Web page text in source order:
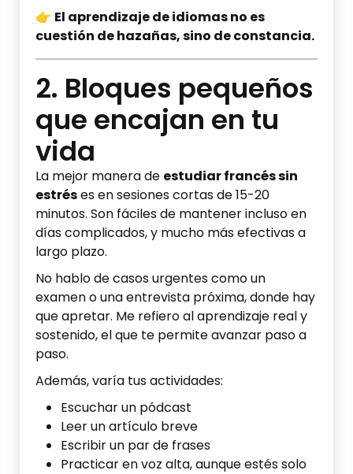
👉 El aprendizaje de idiomas no es
cuestión de hazañas, sino de constancia.
2. Bloques pequeños
que encajan en tu
vida
La mejor manera de estudiar francés sin
estréses en sesiones cortas de 15-20
minutos. Son fáciles de mantener incluso en
días complicados, y mucho más efectivas a
largo plazo.
No hablo de casos urgentes como un
examen o una entrevista próxima, donde hay
que apretar. Me refiero al aprendizaje real y
sostenido, el que te permite avanzar paso a
paso.
Además, varía tus actividades:
Escuchar un pódcast
Leer un artículo breve
Escribir un par de frases
Practicar en voz alta, aunque estés solo